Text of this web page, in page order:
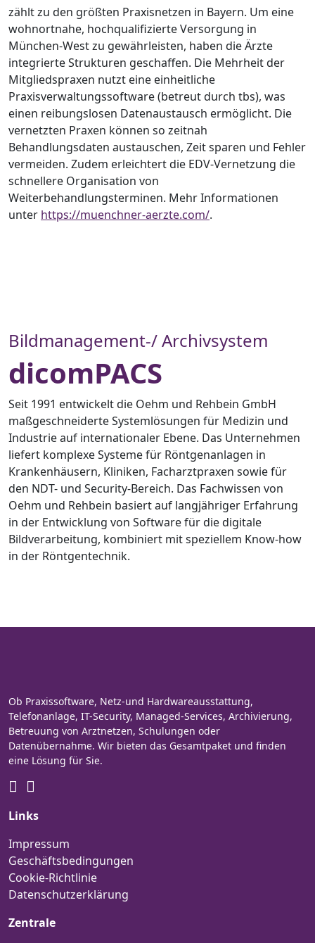
zählt zu den größten Praxisnetzen in Bayern. Um eine
wohnortnahe, hochqualifizierte Versorgung in
München-West zu gewährleisten, haben die Ärzte
integrierte Strukturen geschaffen. Die Mehrheit der
Mitgliedspraxen nutzt eine einheitliche
Praxisverwaltungssoftware (betreut durch tbs), was
einen reibungslosen Datenaustausch ermöglicht. Die
vernetzten Praxen können so zeitnah
Behandlungsdaten austauschen, Zeit sparen und Fehler
vermeiden. Zudem erleichtert die EDV-Vernetzung die
schnellere Organisation von
Weiterbehandlungsterminen. Mehr Informationen
unter https://muenchner-aerzte.com/.
Bildmanagement-/ Archivsystem
dicomPACS
Seit 1991 entwickelt die Oehm und Rehbein GmbH
maßgeschneiderte Systemlösungen für Medizin und
Industrie auf internationaler Ebene. Das Unternehmen
liefert komplexe Systeme für Röntgenanlagen in
Krankenhäusern, Kliniken, Facharztpraxen sowie für
den NDT- und Security-Bereich. Das Fachwissen von
Oehm und Rehbein basiert auf langjähriger Erfahrung
in der Entwicklung von Software für die digitale
Bildverarbeitung, kombiniert mit speziellem Know-how
in der Röntgentechnik.
Ob Praxissoftware, Netz-und Hardwareausstattung,
Telefonanlage, IT-Security, Managed-Services, Archivierung,
Betreuung von Arztnetzen, Schulungen oder
Datenübernahme. Wir bieten das Gesamtpaket und finden
eine Lösung für Sie.
Links
Impressum
Geschäftsbedingungen
Cookie-Richtlinie
Datenschutzerklärung
Zentrale